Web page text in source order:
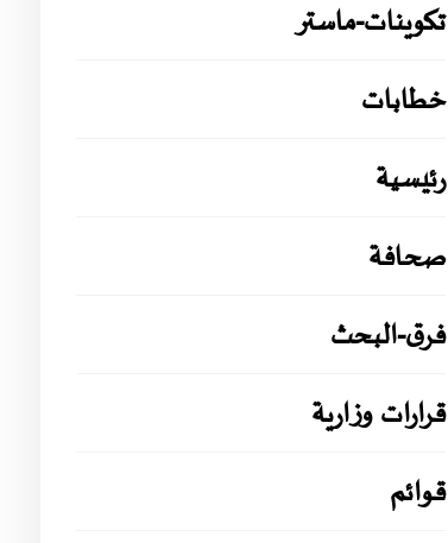
تكوينات-ماستر
خطابات
رئيسية
صحافة
فرق-البحث
قرارات وزارية
قوائم